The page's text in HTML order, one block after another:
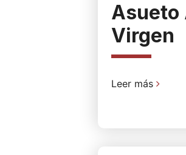
Asueto
Virgen
Leer más